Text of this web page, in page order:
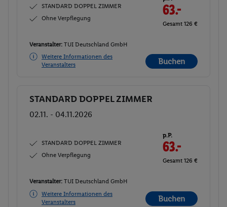
STANDARD DOPPEL ZIMMER
Ohne Verpflegung
63.-
Gesamt 126 €
Veranstalter: TUI Deutschland GmbH
Weitere Informationen des
Veranstalters
Buchen
Buchen
STANDARD DOPPEL ZIMMER
02.11. - 04.11.2026
STANDARD DOPPEL ZIMMER
Ohne Verpflegung
p.P.
63.-
Gesamt 126 €
Veranstalter: TUI Deutschland GmbH
Weitere Informationen des
Veranstalters
Buchen